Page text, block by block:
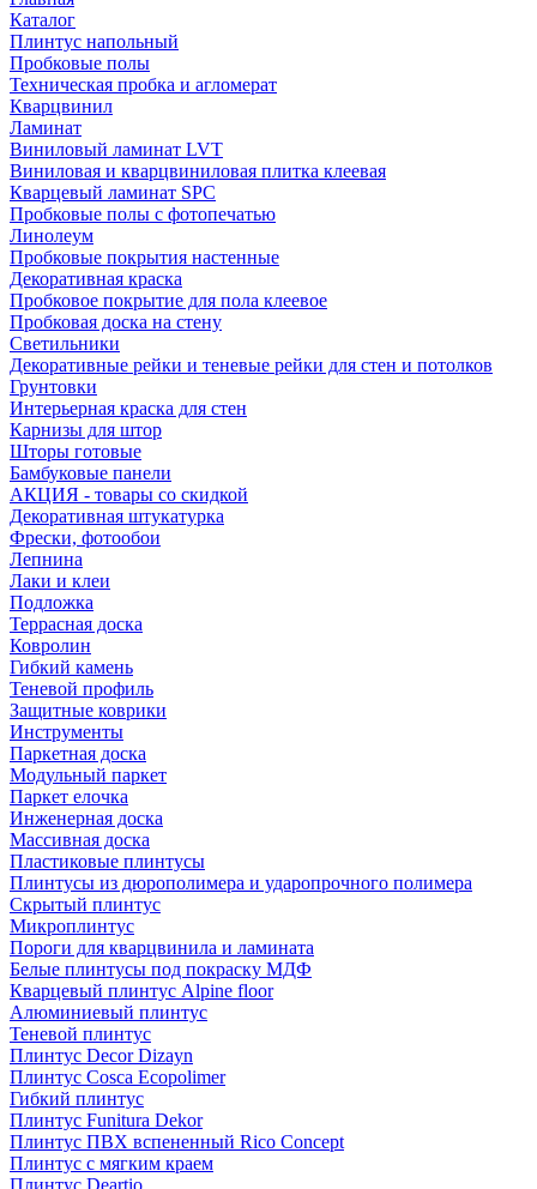
Каталог
Плинтус напольный
Пробковые полы
Техническая пробка и агломерат
Кварцвинил
Ламинат
Виниловый ламинат LVT
Виниловая и кварцвиниловая плитка клеевая
Кварцевый ламинат SPC
Пробковые полы с фотопечатью
Линолеум
Пробковые покрытия настенные
Декоративная краска
Пробковое покрытие для пола клеевое
Пробковая доска на стену
Светильники
Декоративные рейки и теневые рейки для стен и потолков
Грунтовки
Интерьерная краска для стен
Карнизы для штор
Шторы готовые
Бамбуковые панели
АКЦИЯ - товары со скидкой
Декоративная штукатурка
Фрески, фотообои
Лепнина
Лаки и клеи
Подложка
Террасная доска
Ковролин
Гибкий камень
Теневой профиль
Защитные коврики
Инструменты
Паркетная доска
Модульный паркет
Паркет елочка
Инженерная доска
Массивная доска
Пластиковые плинтусы
Плинтусы из дюрополимера и ударопрочного полимера
Скрытый плинтус
Микроплинтус
Пороги для кварцвинила и ламината
Белые плинтусы под покраску МДФ
Кварцевый плинтус Alpine floor
Алюминиевый плинтус
Теневой плинтус
Плинтус Decor Dizayn
Плинтус Cosca Ecopolimer
Гибкий плинтус
Плинтус Funitura Dekor
Плинтус ПВХ вспененный Rico Concept
Плинтус с мягким краем
Плинтус Deartio